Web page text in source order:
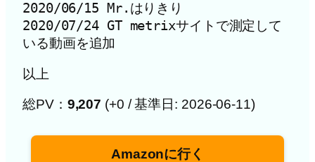
2020/06/15 Mr.はりきり
2020/07/24 GT metrixサイトで測定して
いる動画を追加
以上
総PV： 9,207 (+0 / 基準日: 2026-06-11)
Amazonに行く